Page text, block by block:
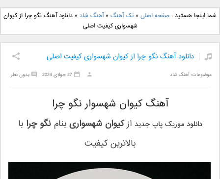
دانلود آهنگ جدید بهنام
بانی بنام قرص قمر 2
دانلود آهنگ جدید علی
یاسینی بنام دورترین نزدیک
شما اینجا هستید :صفحه اصلی »تک آهنگ »آهنگ شاد »دانلود آهنگ نگو چرا از کیوان
شهسواری کیفیت اصلی
دانلود آهنگ نگو چرا از کیوان شهسواری کیفیت اصلی
موضوعات:آهنگ شاد بدون نظر 27 جولای 2024
آهنگ کیوان شهسوار نگو چرا
دانلود موزیک پاپ جدید ازکیوان شهسواریبنام نگو چرابا
بالاترین کیفیت